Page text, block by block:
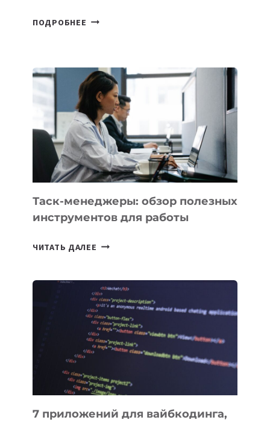
ПОДРОБНЕЕ В
НОВЫЕ
ПРЕДМЕТЫ
ПО
ИСКУССТВЕННОМУ
ИНТЕЛЛЕКТУ
Таск-менеджеры: обзор полезных
инструментов для работы
ЧИТАТЬ ДАЛЕЕ ТАСК-
ПОЛЕЗНЫХ
ИНСТРУМЕНТОВ
ДЛЯ
РАБОТЫ
7 приложений для вайбкодинга,